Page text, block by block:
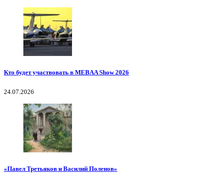
Кто будет участвовать в MEBAA Show 2026
24.07.2026
«Павел Третьяков и Василий Поленов»